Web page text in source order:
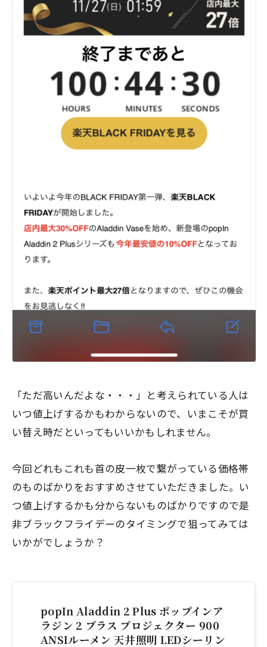
「ただ高いんだよな・・・」と考えられている人は
いつ値上げするかもわからないので、いまこそが買
い替え時だといってもいいかもしれません。
今回どれもこれも首の皮一枚で繋がっている価格帯
のものばかりをおすすめさせていただきました。い
つ値上げするかも分からないものばかりですので是
非ブラックフライデーのタイミングで狙ってみては
いかがでしょうか？
popIn Aladdin 2 Plus ポップインア
ラジン 2 プラス プロジェクター 900
ANSIルーメン 天井照明 LEDシーリン